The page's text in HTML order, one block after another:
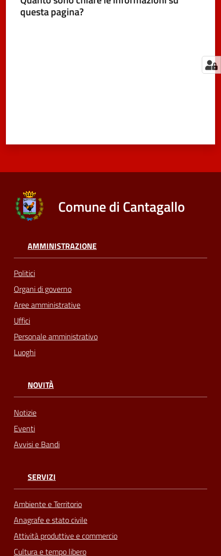
questa pagina?
Comune di Cantagallo
AMMINISTRAZIONE
Politici
Organi di governo
Aree amministrative
Uffici
Personale amministrativo
Luoghi
NOVITÀ
Notizie
Eventi
Avvisi e Bandi
SERVIZI
Ambiente e Territorio
Anagrafe e stato civile
Attività produttive e commercio
Cultura e tempo libero